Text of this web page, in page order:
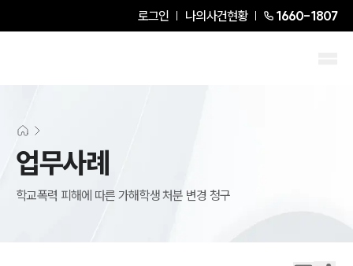
로그인 나의사건현황 1660-1807
업무사례
학교폭력 피해에 따른 가해학생 처분 변경 청구